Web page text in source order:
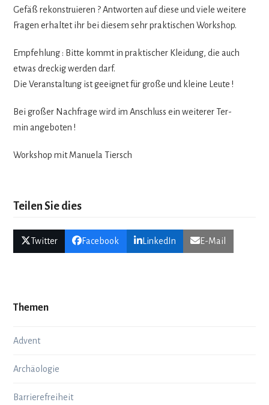
Gefäß rekon­stru­ie­ren ? Ant­wor­ten auf diese und viele wei­tere
Fra­gen erhal­tet ihr bei die­sem sehr prak­ti­schen Workshop.
Emp­feh­lung : Bitte kommt in prak­ti­scher Klei­dung, die auch
etwas dre­ckig wer­den darf.
Die Ver­an­stal­tung ist geeig­net für große und kleine Leute !
Bei gro­ßer Nach­frage wird im Anschluss ein wei­te­rer Ter­
min angeboten !
Work­shop mit Manuela Tiersch
Teilen Sie dies
Twitter Facebook LinkedIn E-Mail
Themen
Advent
Archäologie
Barrierefreiheit